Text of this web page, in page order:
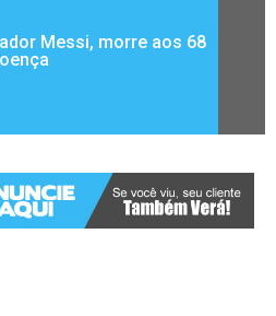
Messi, morre aos 68